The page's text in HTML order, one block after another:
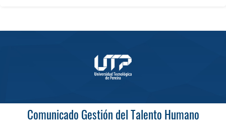
Comunicado Gestión del Talento Humano